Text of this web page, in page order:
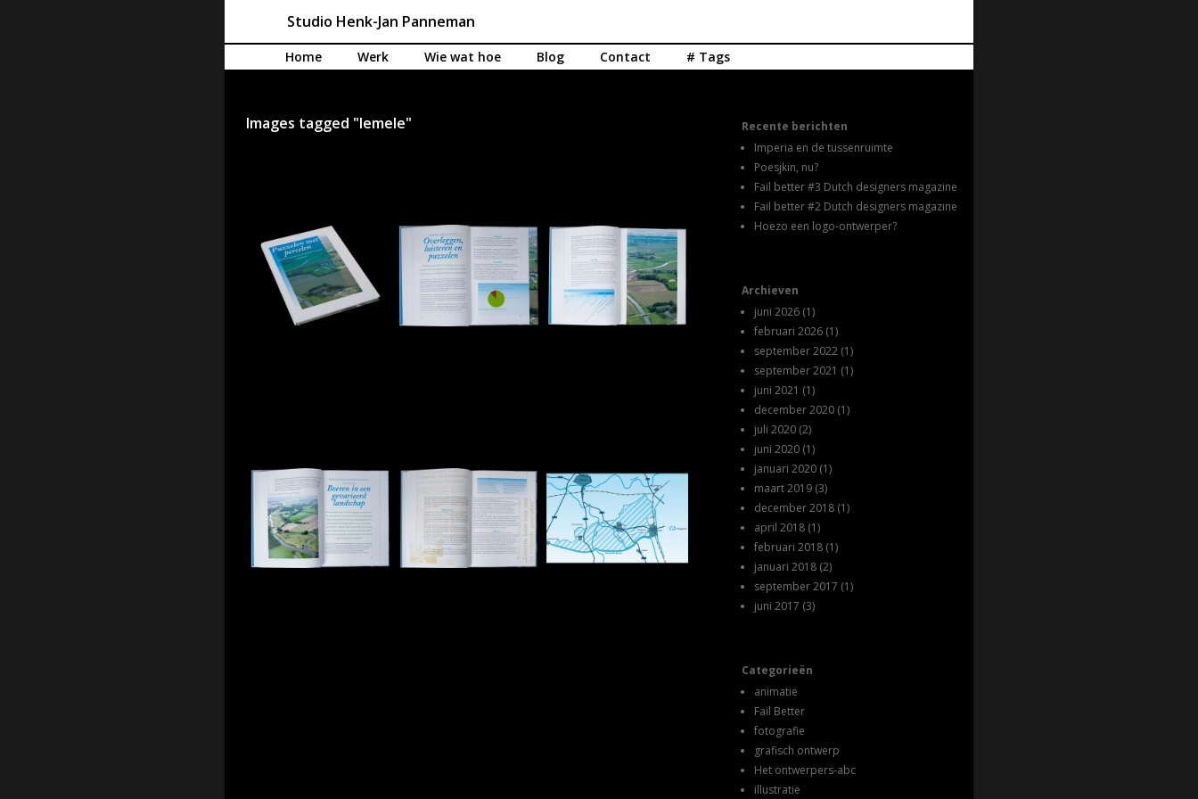
Studio Henk-Jan Panneman
Spring naar de inhoud
Home Werk Wie wat hoe Blog Contact # Tags
Images tagged "lemele"
Recente berichten
Imperia en de tussenruimte
Poesjkin, nu?
Fail better #3 Dutch designers magazine
Fail better #2 Dutch designers magazine
Hoezo een logo-ontwerper?
Archieven
juni 2026 (1)
februari 2026 (1)
september 2022 (1)
september 2021 (1)
juni 2021 (1)
december 2020 (1)
juli 2020 (2)
juni 2020 (1)
januari 2020 (1)
maart 2019 (3)
december 2018 (1)
april 2018 (1)
februari 2018 (1)
januari 2018 (2)
september 2017 (1)
juni 2017 (3)
Categorieën
animatie
Fail Better
fotografie
grafisch ontwerp
Het ontwerpers-abc
illustratie